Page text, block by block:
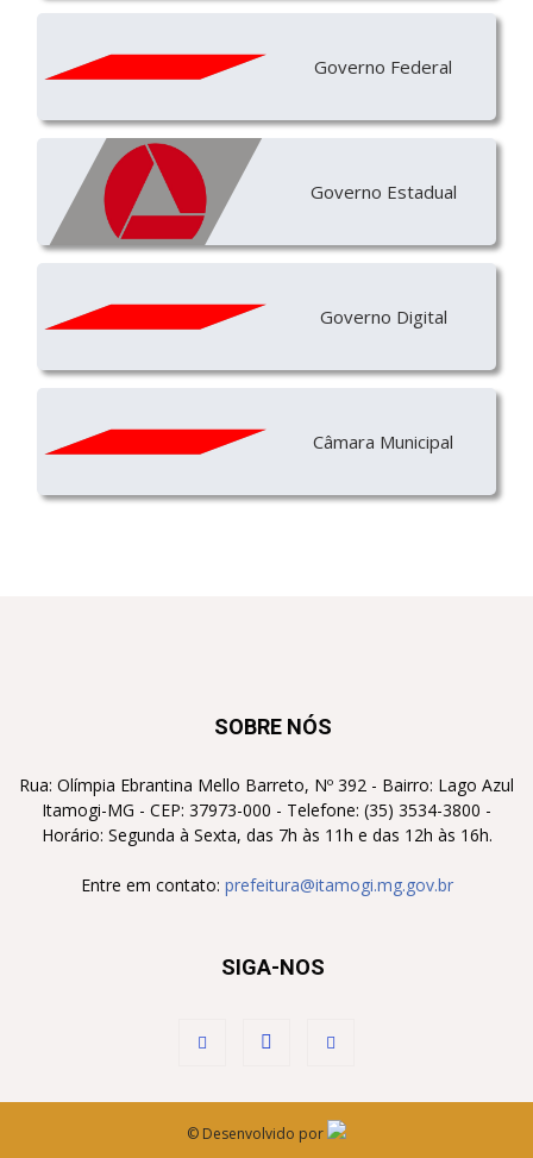
Governo Federal
Governo Estadual
Governo Digital
Câmara Municipal
SOBRE NÓS
Rua: Olímpia Ebrantina Mello Barreto, Nº 392 - Bairro: Lago Azul
Itamogi-MG - CEP: 37973-000 - Telefone: (35) 3534-3800 -
Horário: Segunda à Sexta, das 7h às 11h e das 12h às 16h.
Entre em contato: prefeitura@itamogi.mg.gov.br
SIGA-NOS
© Desenvolvido por